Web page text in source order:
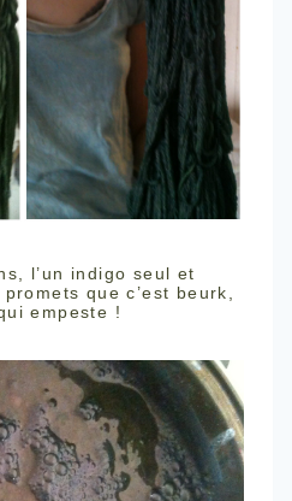
l’un indigo seul et
que c’est beurk,
empeste !